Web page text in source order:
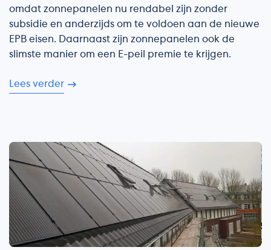
omdat zonnepanelen nu rendabel zijn zonder
subsidie en anderzijds om te voldoen aan de nieuwe
EPB eisen. Daarnaast zijn zonnepanelen ook de
slimste manier om een E-peil premie te krijgen.
Lees verder